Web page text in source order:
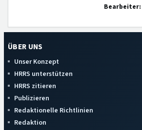
Bearbeiter:
ÜBER UNS
Unser Konzept
HRRS unterstützen
HRRS zitieren
Publizieren
Redaktionelle Richtlinien
Redaktion